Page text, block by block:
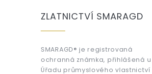
ZLATNICTVÍ SMARAGD
SMARAGD® je registrovaná
ochranná známka, přihlášená u
Úřadu průmyslového vlastnictví